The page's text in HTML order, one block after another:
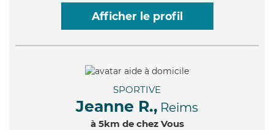
Afficher le profil
SPORTIVE
Jeanne R., Reims
à 5km de chez Vous